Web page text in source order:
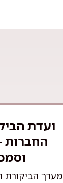
ועדת
החברות
מערך הביקורת